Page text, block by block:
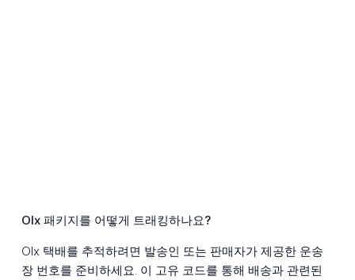
Olx 패키지를 어떻게 트래킹하나요?
Olx 택배를 추적하려면 발송인 또는 판매자가 제공한 운송
장 번호를 준비하세요. 이 고유 코드를 통해 배송과 관련된